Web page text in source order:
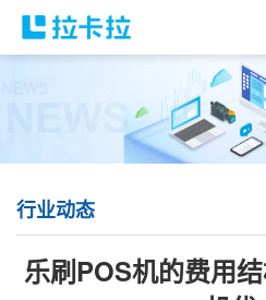
行业动态
乐刷POS机的费用